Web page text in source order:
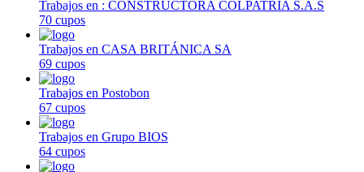
Trabajos en : CONSTRUCTORA COLPATRIA S.A.S
70 cupos
Trabajos en CASA BRITÁNICA SA
69 cupos
Trabajos en Postobon
67 cupos
Trabajos en Grupo BIOS
64 cupos